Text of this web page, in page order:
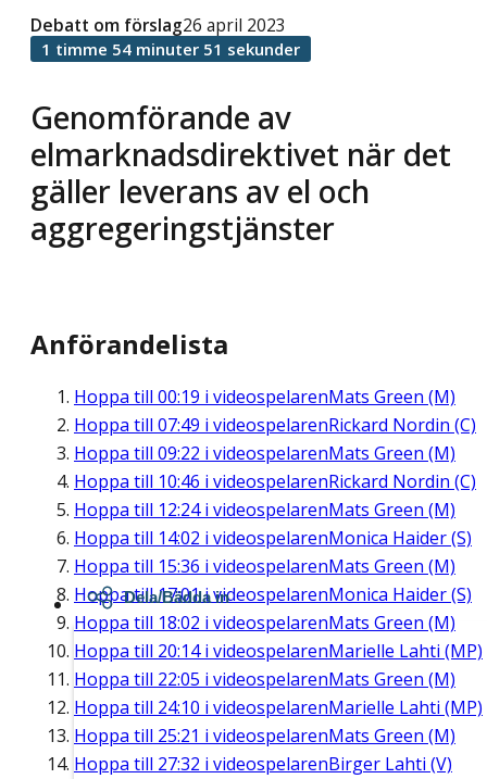
Genomförande av
elmarknadsdirektivet när det
gäller leverans av el och
aggregeringstjänster
Debatt om förslag26 april 2023
1 timme 54 minuter 51 sekunder
Anförandelista
Hoppa till 00:19 i videospelarenMats Green (M)
Hoppa till 07:49 i videospelarenRickard Nordin (C)
Hoppa till 09:22 i videospelarenMats Green (M)
Hoppa till 10:46 i videospelarenRickard Nordin (C)
Hoppa till 12:24i videospelarenMats Green (M)
Hoppa till 14:02 i videospelarenMonica Haider (S)
Hoppa till 15:36 i videospelarenMats Green (M)
Hoppa till17:01i videospelarenMonica Haider (S)
Hoppa till 18:02 i videospelarenMats Green (M)
Hoppa till 20:14i videospelarenMarielle Lahti (MP)
Hoppa till 22:05 i videospelarenMats Green (M)
Hoppa till 24:10 i videospelarenMarielle Lahti (MP)
Hoppa till 25:21 i videospelarenMats Green (M)
Hoppa till 27:32 i videospelarenBirger Lahti (V)
Dela/Bädda in